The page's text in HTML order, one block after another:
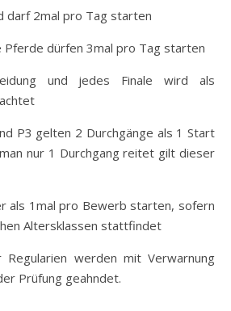
darf 2mal pro Tag starten
Pferde dürfen 3mal pro Tag starten
und jedes Finale wird als
P3 gelten 2 Durchgänge als 1 Start
nur 1 Durchgang reitet gilt dieser
als 1mal pro Bewerb starten, sofern
Altersklassen stattfindet
Regularien werden mit Verwarnung
Prüfung geahndet.